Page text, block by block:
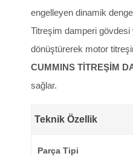
engelleyen dinamik
Titreşim damperi gövdesi
dönüştürerek motor
CUMMINS TİTREŞİM
sağlar.
Teknik Özellik
Parça Tipi